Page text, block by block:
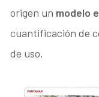
origen un modelo
cuantificación de
de uso.